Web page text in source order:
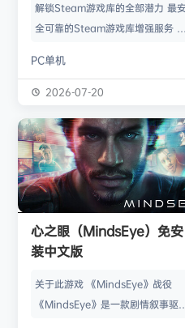
e******i 签到
欢迎Q*H 加入本
解锁Steam游戏库的全部潜力 最
全可靠的Steam游戏库增强服务 工
修改任何steam设置、安全可靠、
可入库游戏总数 94000+、无视已
机。 无需为每一款游戏单独付费，
只需支付一次工具费用或订阅费，
可永久访问工具库内的成千上万款
戏，包括昂贵的3A大作。 极大地
低了玩游戏的经济门槛，让玩家可
无压力地尝试各种类型的游戏。操
作…
PC单机
2026-07-20
心之眼（MindsEye）免安
装中文版
关于此游戏 《MindsEye》战役
《MindsEye》是一款剧情叙事驱